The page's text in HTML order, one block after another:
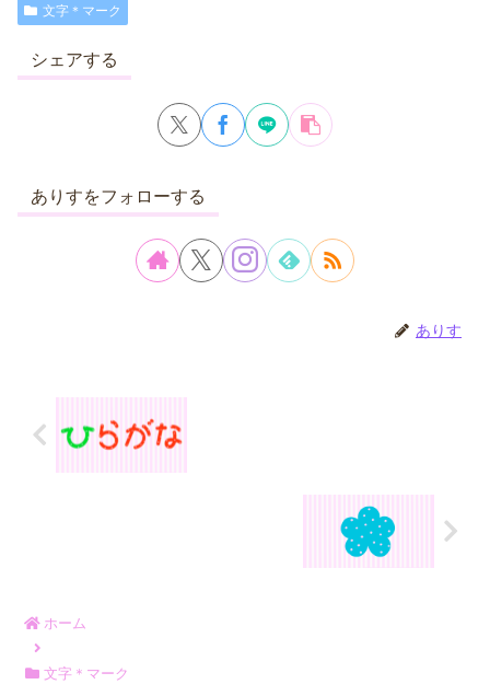
文字＊マーク
シェアする
ありすをフォローする
ありす
ホーム
文字＊マーク